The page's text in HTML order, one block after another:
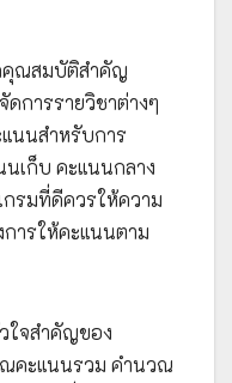
คุณสมบัติสำคัญ
ดการรายวิชาต่างๆ
นนสำหรับการ
นเก็บ คะแนนกลาง
รมที่ดีควรให้ความ
ารให้คะแนนตาม
ใจสำคัญของ
คะแนนรวม คำนวณ